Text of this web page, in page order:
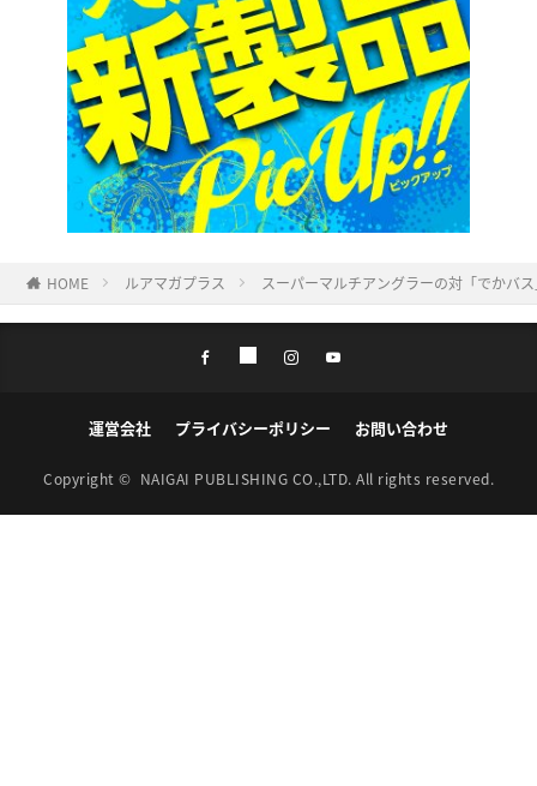
HOME ルアマガプラス スーパーマルチアングラーの対「でかバ
運営会社 プライバシーポリシー お問い合わせ
Copyright © NAIGAI PUBLISHING CO.,LTD. All rights reserved.